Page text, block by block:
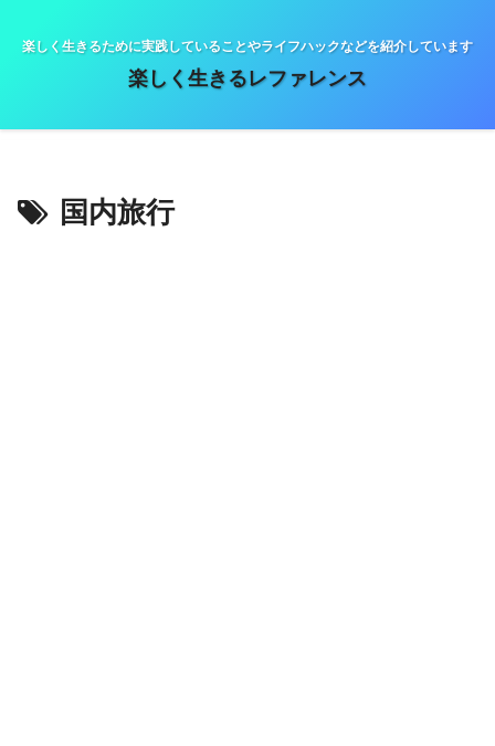
楽しく生きるために実践していることやライフハックなどを紹介しています
楽しく生きるレファレンス
国内旅行